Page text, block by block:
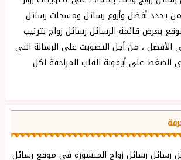
يحدد أفضل وأروع رسائل ومسجات رسائل
بعرض قائمة الرسائل رسائل زواج بترتيب
الأفضل ، من أجل التصويت على الرسالة التي
الضغط على أيقونة القلب المرادفة لكل
رسائل رسائل زواج المنشورة في موقع رسائل